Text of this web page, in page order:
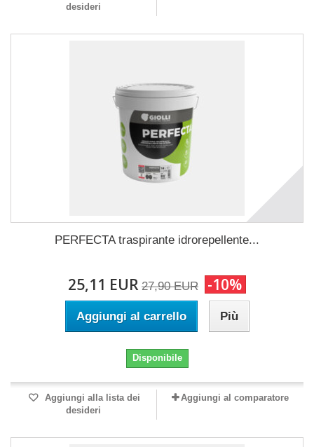
desideri
PERFECTA traspirante idrorepellente...
25,11 EUR 27,90 EUR -10%
Aggiungi al carrello Più
Disponibile
Aggiungi alla lista dei
desideri
Aggiungi al comparatore